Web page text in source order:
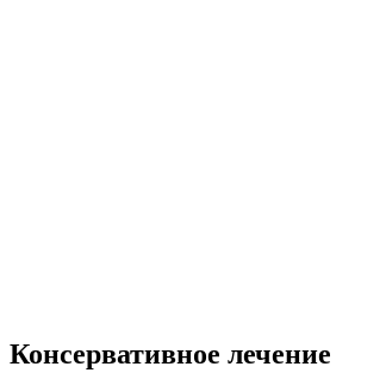
Консервативное лечение